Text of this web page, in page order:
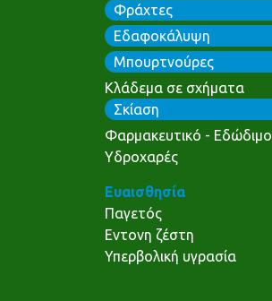
Φράχτες
Εδαφοκάλυψη
Μπουρτνούρες
Κλάδεμα σε σχήματα
Σκίαση
Φαρμακευτικό - Εδώδιμο
Υδροχαρές
Ευαισθησία
Παγετός
Εντονη ζέστη
Υπερβολική υγρασία